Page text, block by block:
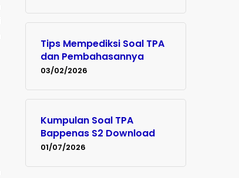
Tips Mempediksi Soal TPA
dan Pembahasannya
03/02/2026
Kumpulan Soal TPA
Bappenas S2 Download
01/07/2026